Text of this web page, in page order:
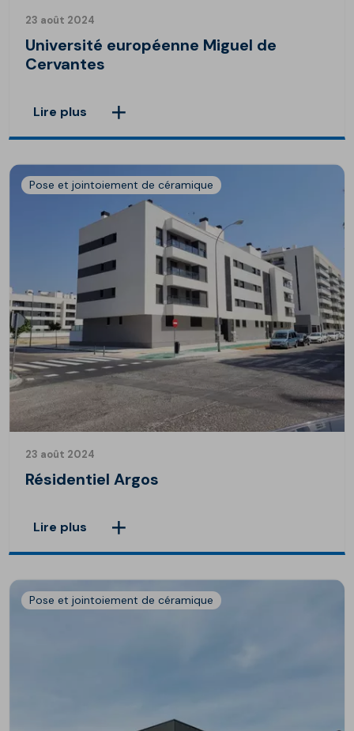
23 août 2024
Université européenne Miguel de
Cervantes
Lire plus
Pose et jointoiement de céramique
23 août 2024
Résidentiel Argos
Lire plus
Pose et jointoiement de céramique